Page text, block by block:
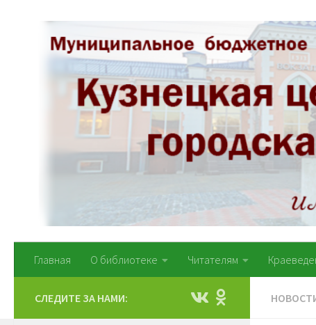
Перейти к содержимому
Главная О библиотеке Читателям
СЛЕДИТЕ ЗА НАМИ: